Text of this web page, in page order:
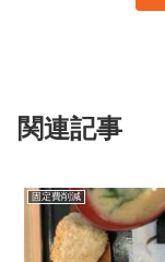
関連記事
固定費削減